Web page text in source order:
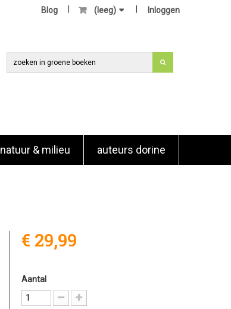
Inloggen
(leeg)
Blog
natuur & milieu auteurs dorine
€ 29,99
Aantal